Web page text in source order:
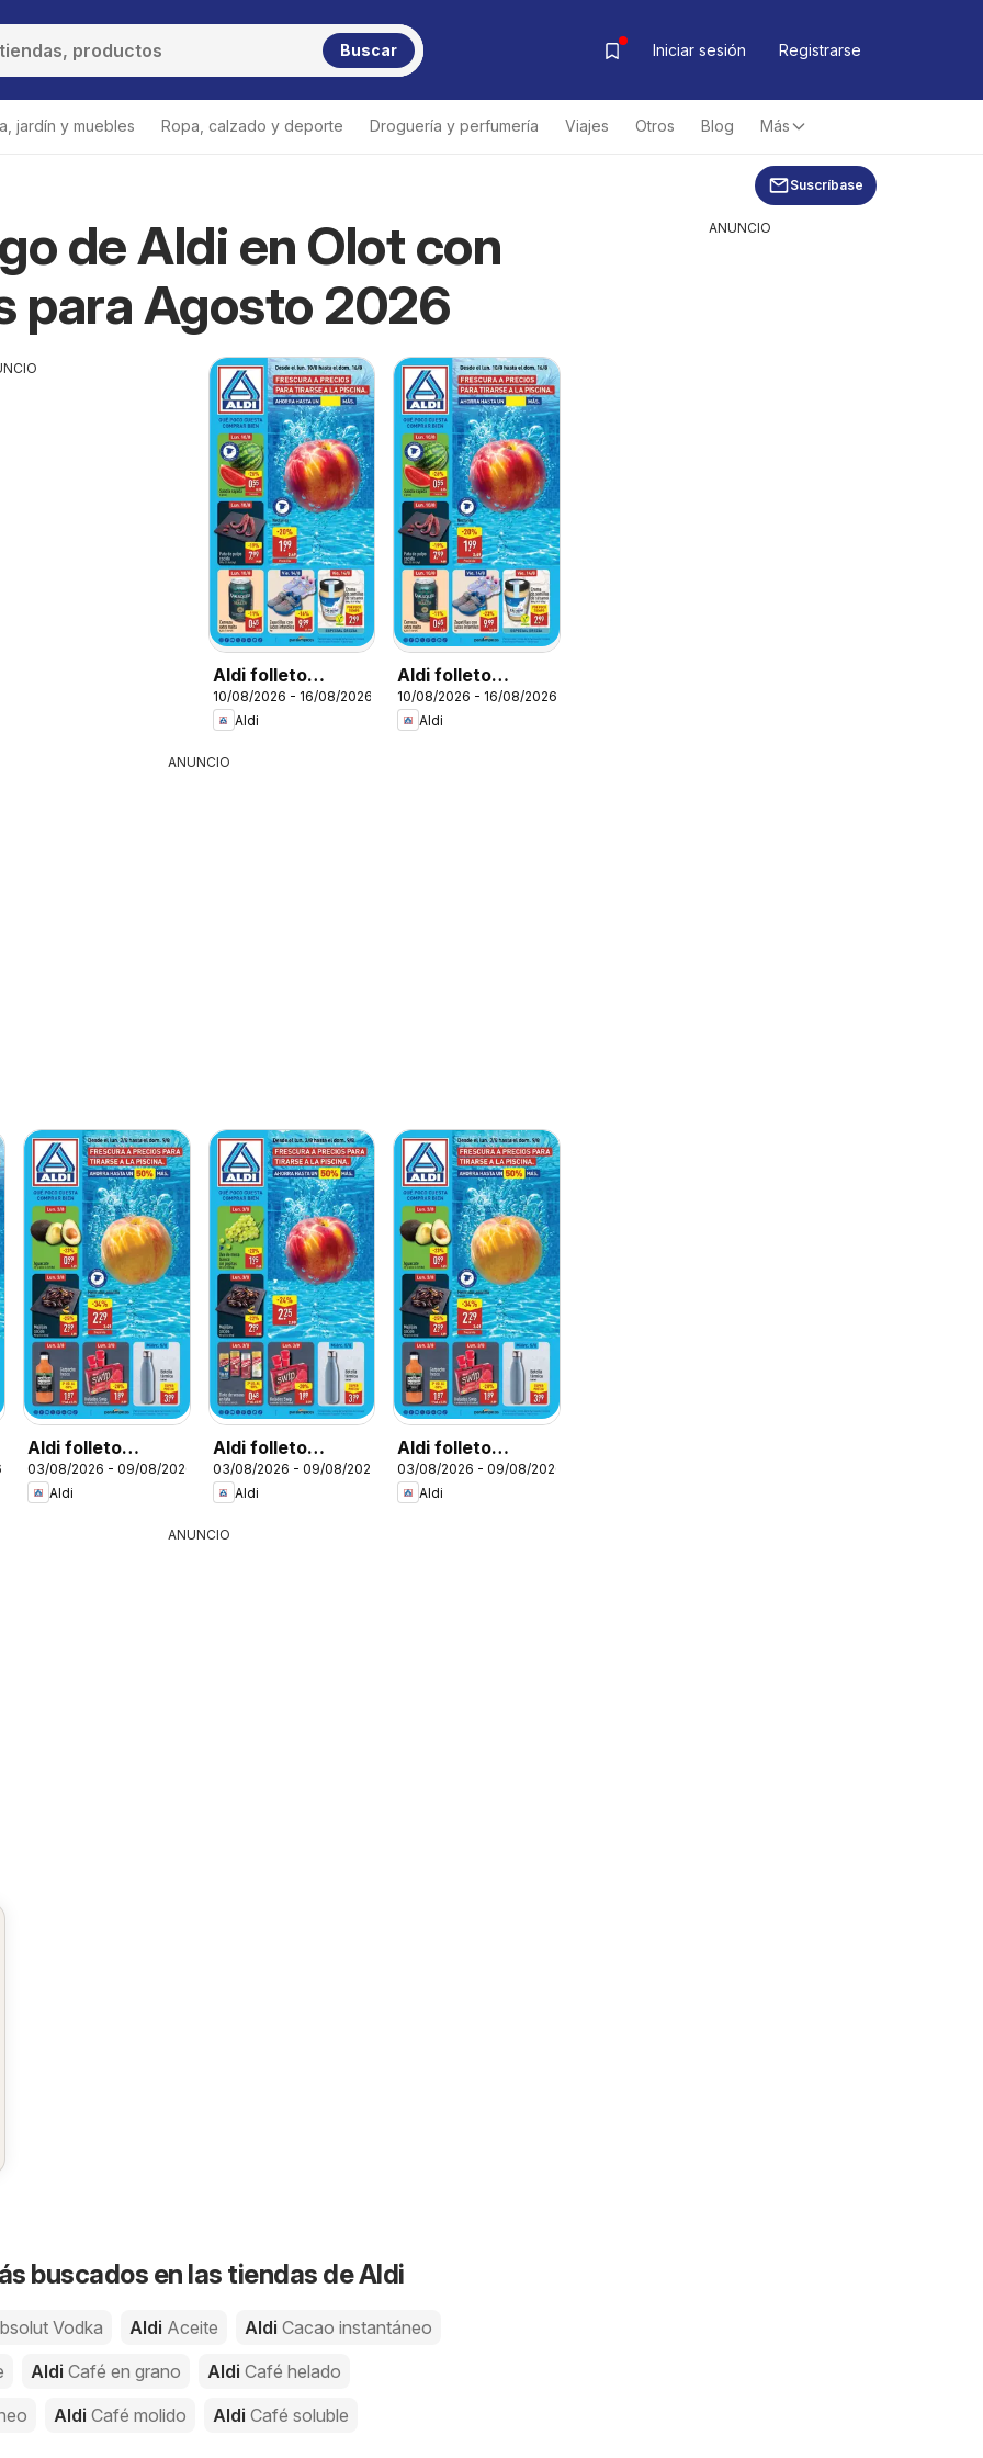
Buscar Iniciar sesión Registrarse
jardín y muebles Ropa, calzado y deporte Droguería y perfumería Viajes Otros Blog Más
Suscríbase
de Aldi en Olot con
para Agosto 2026
Aldi folleto
Península
10/08/2026 - 16/08/2026
Aldi
Aldi folleto
Baleares
10/08/2026 - 16/08/2026
Aldi
ANUNCIO
Aldi folleto
Península
03/08/2026 - 09/08/2026
Aldi
Aldi folleto
Canarias
03/08/2026 - 09/08/2026
Aldi
Aldi folleto
Baleares
03/08/2026 - 09/08/2026
Aldi
ANUNCIO
buscados en las tiendas de Aldi
Vodka Aldi Aceite Aldi Cacao instantáneo
Aldi Café en grano Aldi Café helado
Aldi Café molido Aldi Café soluble
ANUNCIO